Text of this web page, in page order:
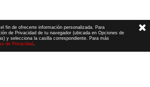
fin de ofrecerte información personalizada. Para
de Privacidad de tu navegador (ubicada en Opciones de
y selecciona la casilla correspondiente. Para más
de Privacidad.